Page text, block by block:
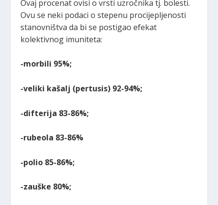
Ovaj procenat ovisi o vrsti uzročnika tj. bolesti.
Ovu se neki podaci o stepenu procijepljenosti
stanovništva da bi se postigao efekat
kolektivnog imuniteta:
-morbili 95%;
-veliki kašalj (pertusis) 92-94%;
-difterija 83-86%;
-rubeola 83-86%
-polio 85-86%;
-zauške 80%;